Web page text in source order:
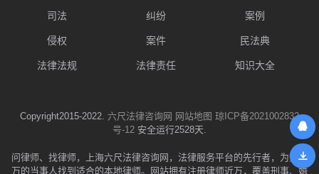
司法 纠纷 案例
侵权 案件 民法典
法律法规 法律责任 知识大全
Copyright2015-2022. 六尺法律咨询网 网站地图 琼ICP备2021002832
号-12 安全运行2528天.
问律师、找律师，上海六尺法律咨询网，法律服务平台的先行者，为数千
万的当事人找到适合的本地律师。网站拥有注册律师近万，覆盖刑事、婚